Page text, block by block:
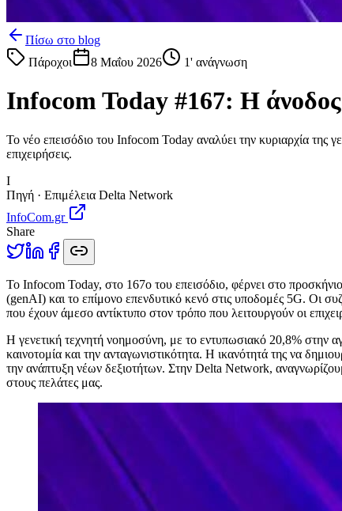
Πίσω στο blog
Πάροχοι
8 Μαΐου 2026 1' ανάγνωση
Infocom Today #167: Η άνοδος
Το νέο επεισόδιο του Infocom Today αναλύει την κυριαρχία της
επιχειρήσεις.
I
Πηγή · Επιμέλεια Delta Network
InfoCom.gr
Share
Το Infocom Today, στο 167ο του επεισόδιο, φέρνει στο
(genAI) και το επίμονο επενδυτικό κενό στις υποδομές 5G. Οι
που έχουν άμεσο αντίκτυπο στον τρόπο που λειτουργούν οι
Η γενετική τεχνητή νοημοσύνη, με το εντυπωσιακό 20,8% στην
καινοτομία και την ανταγωνιστικότητα. Η ικανότητά της να
την ανάπτυξη νέων δεξιοτήτων. Στην Delta Network,
στους πελάτες μας.